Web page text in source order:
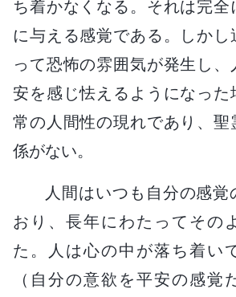
ち着かなくなる。それは完全
に与える感覚である。しかし
って恐怖の雰囲気が発生し
安を感じ怯えるようになった
常の人間性の現れであり、聖
係がない。
人間はいつも自分の感覚
おり、長年にわたってその
た。人は心の中が落ち着い
（自分の意欲を平安の感覚